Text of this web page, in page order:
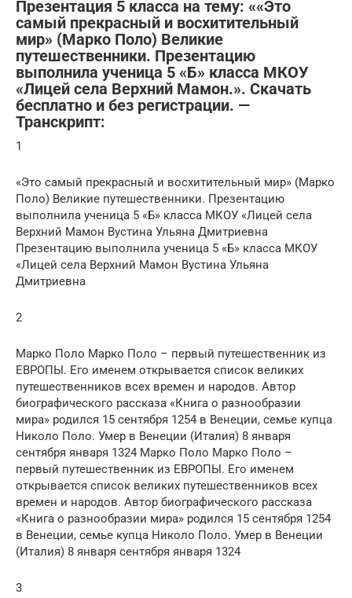
Презентация 5 класса на тему: ««Это
самый прекрасный и восхитительный
мир» (Марко Поло) Великие
путешественники. Презентацию
выполнила ученица 5 «Б» класса МКОУ
«Лицей села Верхний Мамон.». Скачать
бесплатно и без регистрации. —
Транскрипт:
1
«Это самый прекрасный и восхитительный мир» (Марко
Поло) Великие путешественники. Презентацию
выполнила ученица 5 «Б» класса МКОУ «Лицей села
Верхний Мамон Вустина Ульяна Дмитриевна
Презентацию выполнила ученица 5 «Б» класса МКОУ
«Лицей села Верхний Мамон Вустина Ульяна
Дмитриевна
2
Марко Поло Марко Поло – первый путешественник из
ЕВРОПЫ. Его именем открывается список великих
путешественников всех времен и народов. Автор
биографического рассказа «Книга о разнообразии
мира» родился 15 сентября 1254 в Венеции, семье купца
Николо Поло. Умер в Венеции (Италия) 8 января
сентября января 1324 Марко Поло Марко Поло –
первый путешественник из ЕВРОПЫ. Его именем
открывается список великих путешественников всех
времен и народов. Автор биографического рассказа
«Книга о разнообразии мира» родился 15 сентября 1254
в Венеции, семье купца Николо Поло. Умер в Венеции
(Италия) 8 января сентября января 1324
3